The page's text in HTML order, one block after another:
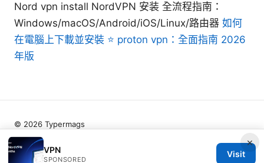
Nord vpn install NordVPN 安装 全流程指南：
Windows/macOS/Android/iOS/Linux/路由器 如何
在電腦上下載並安裝 ⭐ proton vpn：全面指南 2026
年版
×
VPN
SPONSORED
Visit
© 2026 Typermags